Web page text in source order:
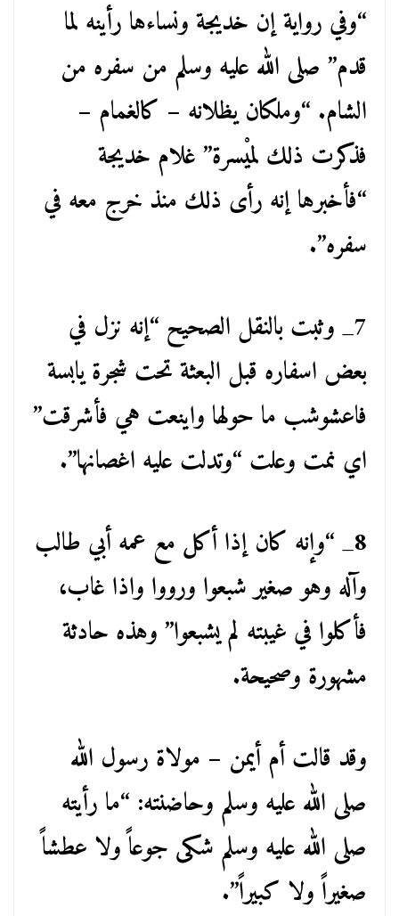
“وفي رواية إن خديجة ونساءها رأينه لما
قدم” صلى الله عليه وسلم من سفره من
الشام. “وملكان يظلانه – كالغمام –
فذكرت ذلك لميْسرة” غلام خديجة
“فأخبرها إنه رأى ذلك منذ خرج معه في
سفره”.
7_ وثبت بالنقل الصحيح “إنه نزل في
بعض اسفاره قبل البعثة تحت شجرة يابسة
فاعشوشب ما حولها واينعت هي فأشرقت”
اي نمت وعلت “وتدلت عليه اغصانها”.
8_ “وإنه كان إذا أكل مع عمه أبي طالب
وآله وهو صغير شبعوا ورووا واذا غاب،
فأكلوا في غيبته لم يشبعوا” وهذه حادثة
مشهورة وصحيحة.
وقد قالت أم أيمن – مولاة رسول الله
صلى الله عليه وسلم وحاضنته: “ما رأيته
صلى الله عليه وسلم شكى جوعاً ولا عطشاً
صغيراً ولا كبيراً”.